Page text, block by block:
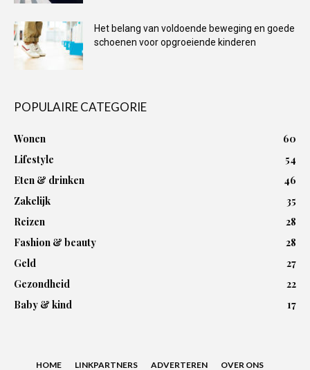
Het belang van voldoende beweging en goede
schoenen voor opgroeiende kinderen
POPULAIRE CATEGORIE
Wonen
60
Lifestyle
54
Eten & drinken
46
Zakelijk
35
Reizen
28
Fashion & beauty
28
Geld
27
Gezondheid
22
Baby & kind
17
HOME LINKPARTNERS ADVERTEREN OVER ONS